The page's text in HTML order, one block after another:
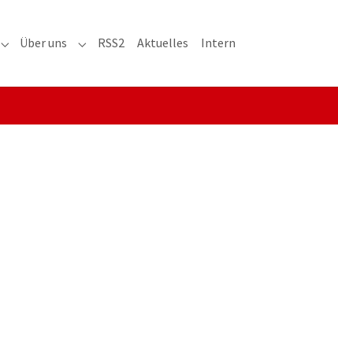
Submenu for "RRH-History"
Über uns Submenu for "Über uns"
RSS2 Aktuelles Intern